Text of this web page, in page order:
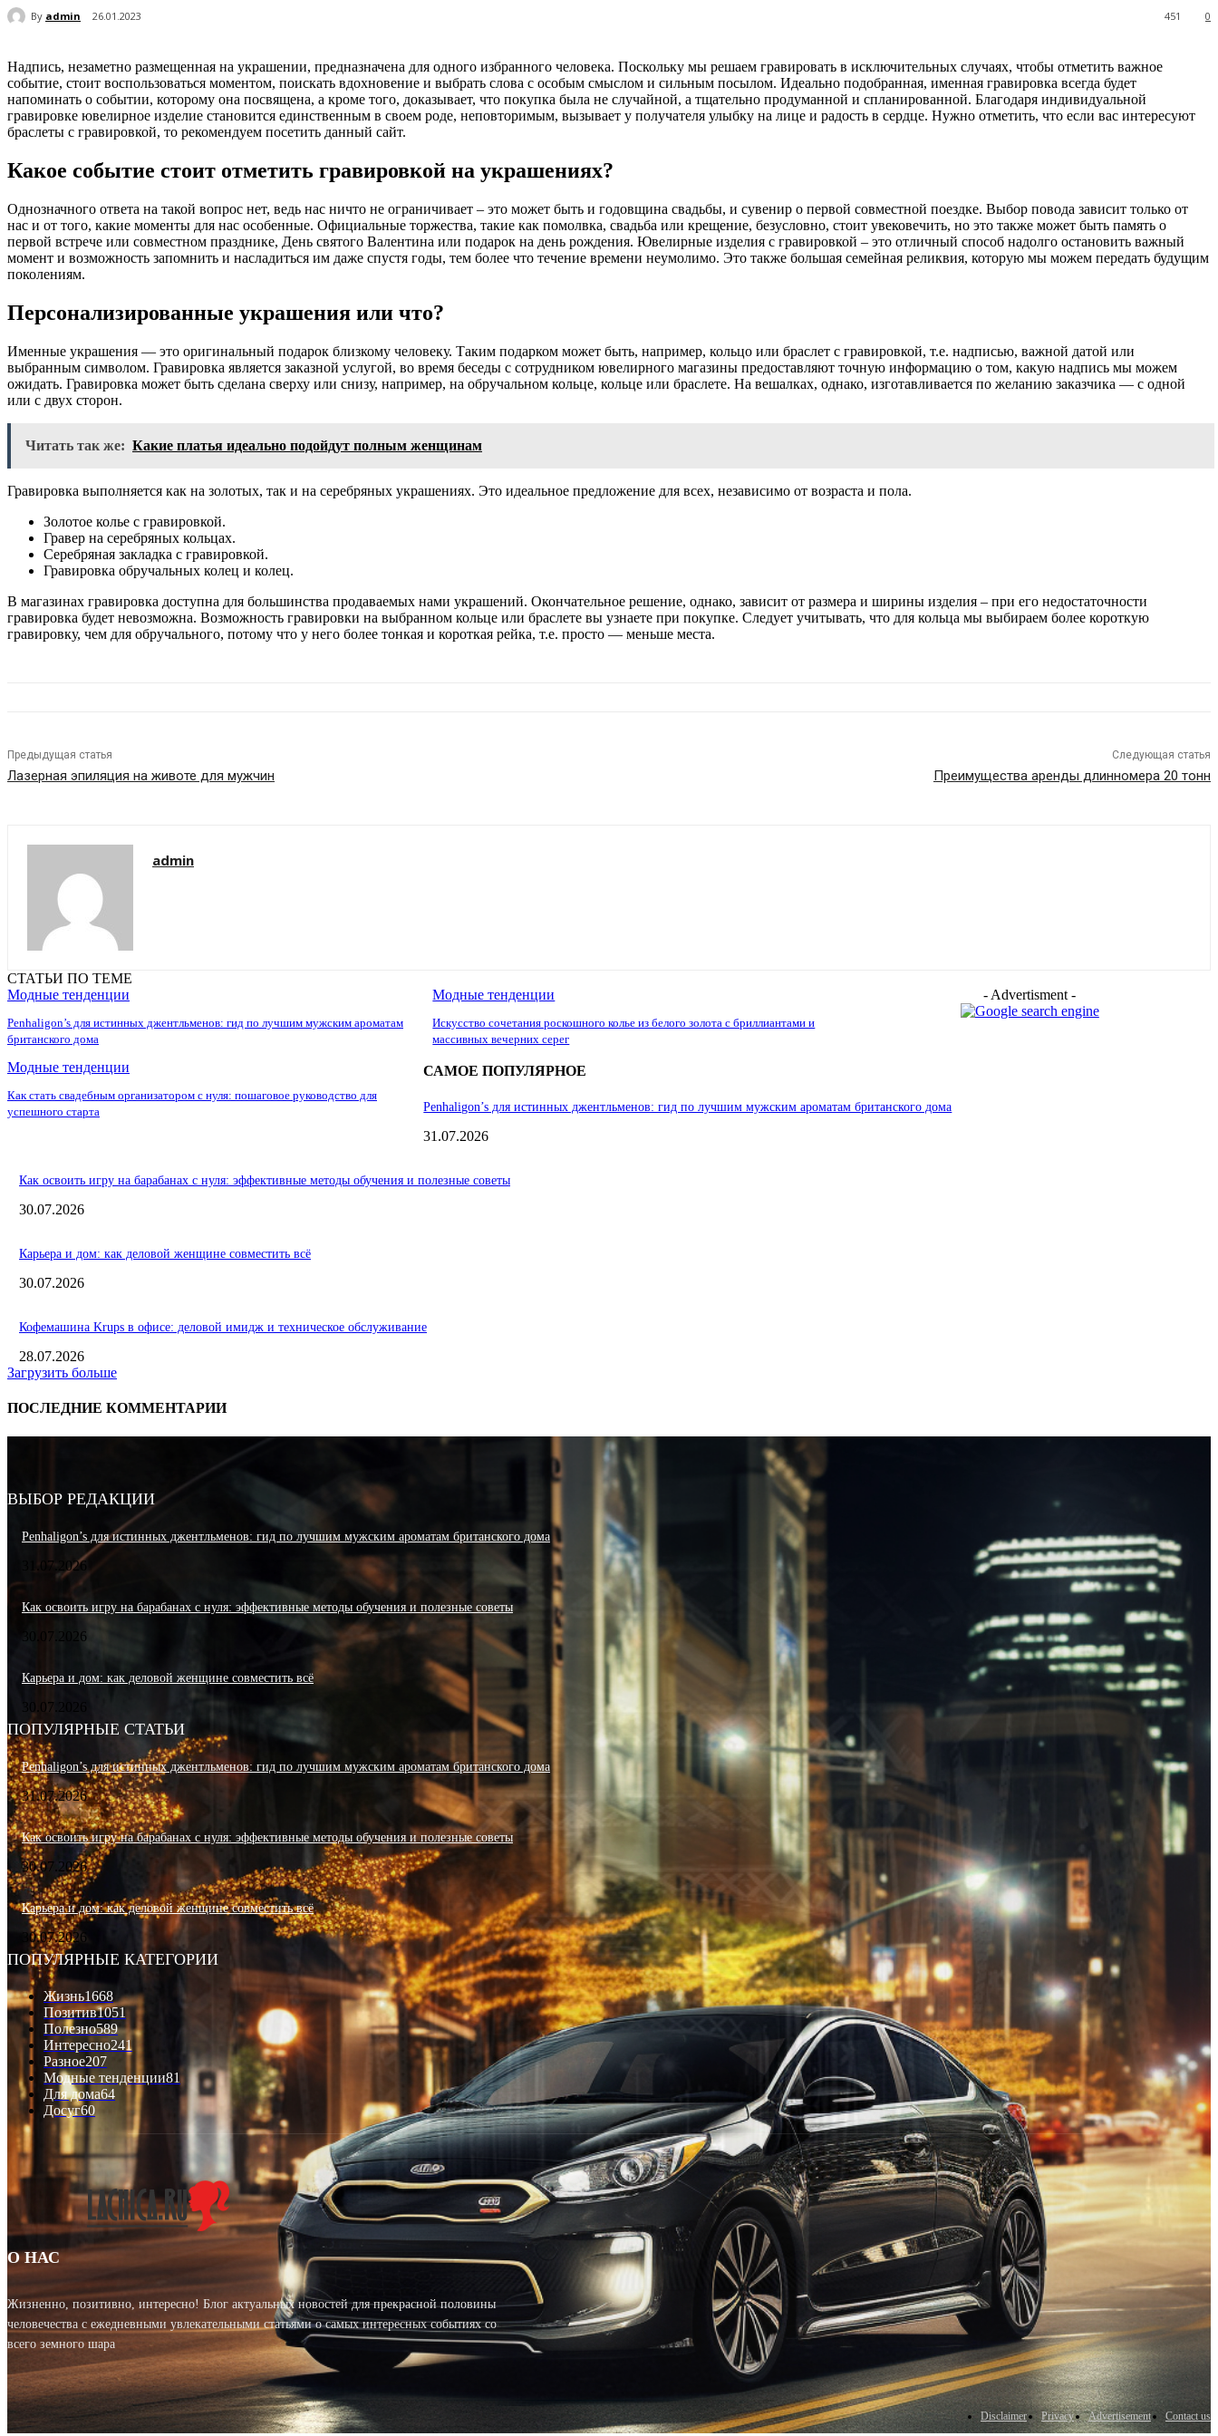
By admin 26.01.2023 0
451
Надпись, незаметно размещенная на украшении, предназначена для одного избранного человека. Поскольку мы решаем гравировать в исключительных случаях, чтобы отметить важное
событие, стоит воспользоваться моментом, поискать вдохновение и выбрать слова с особым смыслом и сильным посылом. Идеально подобранная, именная гравировка всегда будет
напоминать о событии, которому она посвящена, а кроме того, доказывает, что покупка была не случайной, а тщательно продуманной и спланированной. Благодаря индивидуальной
гравировке ювелирное изделие становится единственным в своем роде, неповторимым, вызывает у получателя улыбку на лице и радость в сердце. Нужно отметить, что если вас интересуют
браслеты с гравировкой, то рекомендуем посетить данный сайт.
Какое событие стоит отметить гравировкой на украшениях?
Однозначного ответа на такой вопрос нет, ведь нас ничто не ограничивает – это может быть и годовщина свадьбы, и сувенир о первой совместной поездке. Выбор повода зависит только от
нас и от того, какие моменты для нас особенные. Официальные торжества, такие как помолвка, свадьба или крещение, безусловно, стоит увековечить, но это также может быть память о
первой встрече или совместном празднике, День святого Валентина или подарок на день рождения. Ювелирные изделия с гравировкой – это отличный способ надолго остановить важный
момент и возможность запомнить и насладиться им даже спустя годы, тем более что течение времени неумолимо. Это также большая семейная реликвия, которую мы можем передать будущим
поколениям.
Персонализированные украшения или что?
Именные украшения — это оригинальный подарок близкому человеку. Таким подарком может быть, например, кольцо или браслет с гравировкой, т.е. надписью, важной датой или
выбранным символом. Гравировка является заказной услугой, во время беседы с сотрудником ювелирного магазины предоставляют точную информацию о том, какую надпись мы можем
ожидать. Гравировка может быть сделана сверху или снизу, например, на обручальном кольце, кольце или браслете. На вешалках, однако, изготавливается по желанию заказчика — с одной
или с двух сторон.
Читать так же: Какие платья идеально подойдут полным женщинам
Гравировка выполняется как на золотых, так и на серебряных украшениях. Это идеальное предложение для всех, независимо от возраста и пола.
Золотое колье с гравировкой.
Гравер на серебряных кольцах.
Серебряная закладка с гравировкой.
Гравировка обручальных колец и колец.
В магазинах гравировка доступна для большинства продаваемых нами украшений. Окончательное решение, однако, зависит от размера и ширины изделия – при его недостаточности
гравировка будет невозможна. Возможность гравировки на выбранном кольце или браслете вы узнаете при покупке. Следует учитывать, что для кольца мы выбираем более короткую
гравировку, чем для обручального, потому что у него более тонкая и короткая рейка, т.е. просто — меньше места.
Предыдущая статья
Лазерная эпиляция на животе для мужчин
Следующая статья
Преимущества аренды длинномера 20 тонн
admin
СТАТЬИ ПО ТЕМЕ
Модные тенденции
Penhaligon’s для истинных джентльменов: гид по лучшим мужским ароматам
британского дома
Модные тенденции
Искусство сочетания роскошного колье из белого золота с бриллиантами и
массивных вечерних серег
Модные тенденции
Как стать свадебным организатором с нуля: пошаговое руководство для
успешного старта
- Advertisment -
САМОЕ ПОПУЛЯРНОЕ
Penhaligon’s для истинных джентльменов: гид по лучшим мужским ароматам британского дома
31.07.2026
Как освоить игру на барабанах с нуля: эффективные методы обучения и полезные советы
30.07.2026
Карьера и дом: как деловой женщине совместить всё
30.07.2026
Кофемашина Krups в офисе: деловой имидж и техническое обслуживание
28.07.2026
Загрузить больше
ПОСЛЕДНИЕ КОММЕНТАРИИ
ВЫБОР РЕДАКЦИИ
Penhaligon’s для истинных джентльменов: гид по лучшим мужским ароматам британского дома
31.07.2026
Как освоить игру на барабанах с нуля: эффективные методы обучения и полезные советы
30.07.2026
Карьера и дом: как деловой женщине совместить всё
30.07.2026
ПОПУЛЯРНЫЕ СТАТЬИ
Penhaligon’s для истинных джентльменов: гид по лучшим мужским ароматам британского дома
31.07.2026
Как освоить игру на барабанах с нуля: эффективные методы обучения и полезные советы
30.07.2026
Карьера и дом: как деловой женщине совместить всё
30.07.2026
ПОПУЛЯРНЫЕ КАТЕГОРИИ
Жизнь1668
Позитив1051
Полезно589
Интересно241
Разное207
Модные тенденции81
Для дома64
Досуг60
О НАС
Жизненно, позитивно, интересно! Блог актуальных новостей для прекрасной половины
человечества с ежедневными увлекательными статьями о самых интересных событиях со
всего земного шара
Disclaimer Privacy Advertisement Contact us